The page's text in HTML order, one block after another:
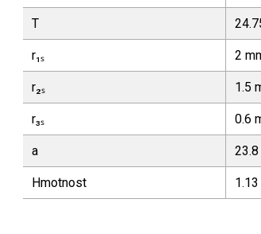
T
r₁ₛ 2
r₂ₛ 1.5
r₃ₛ 0.6
a
Hmotnost